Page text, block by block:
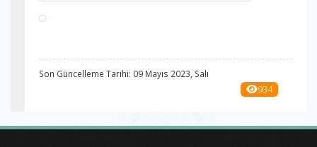
Son Güncelleme Tarihi: 09 Mayıs 2023, Salı
934